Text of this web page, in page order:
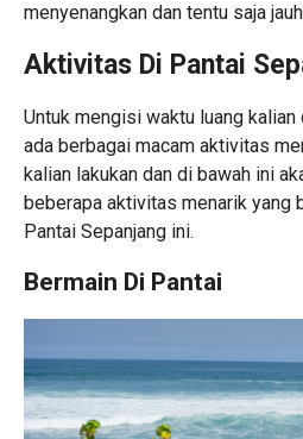
menyenangkan dan tentu saja
Aktivitas Di Pantai
Untuk mengisi waktu luang
ada berbagai macam aktivitas
kalian lakukan dan di bawah ini
beberapa aktivitas menarik yang
Pantai Sepanjang ini.
Bermain Di Pantai